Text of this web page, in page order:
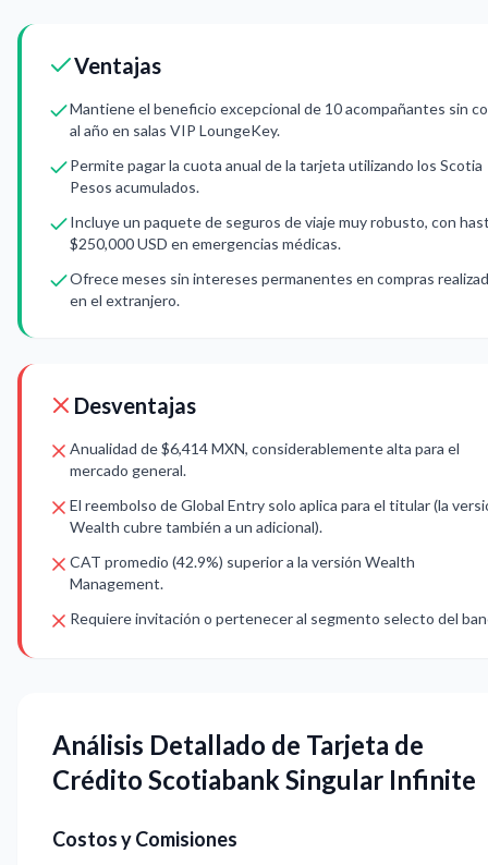
Ventajas
Mantiene el beneficio excepcional de 10 acompañantes sin
al año en salas VIP LoungeKey.
Permite pagar la cuota anual de la tarjeta utilizando los Scotia
Pesos acumulados.
Incluye un paquete de seguros de viaje muy robusto, con
$250,000 USD en emergencias médicas.
Ofrece meses sin intereses permanentes en compras
en el extranjero.
Desventajas
Anualidad de $6,414 MXN, considerablemente alta para el
mercado general.
El reembolso de Global Entry solo aplica para el titular (la
Wealth cubre también a un adicional).
CAT promedio (42.9%) superior a la versión Wealth
Management.
Requiere invitación o pertenecer al segmento selecto del
Análisis Detallado de Tarjeta de
Crédito Scotiabank Singular Infinite
Costos y Comisiones